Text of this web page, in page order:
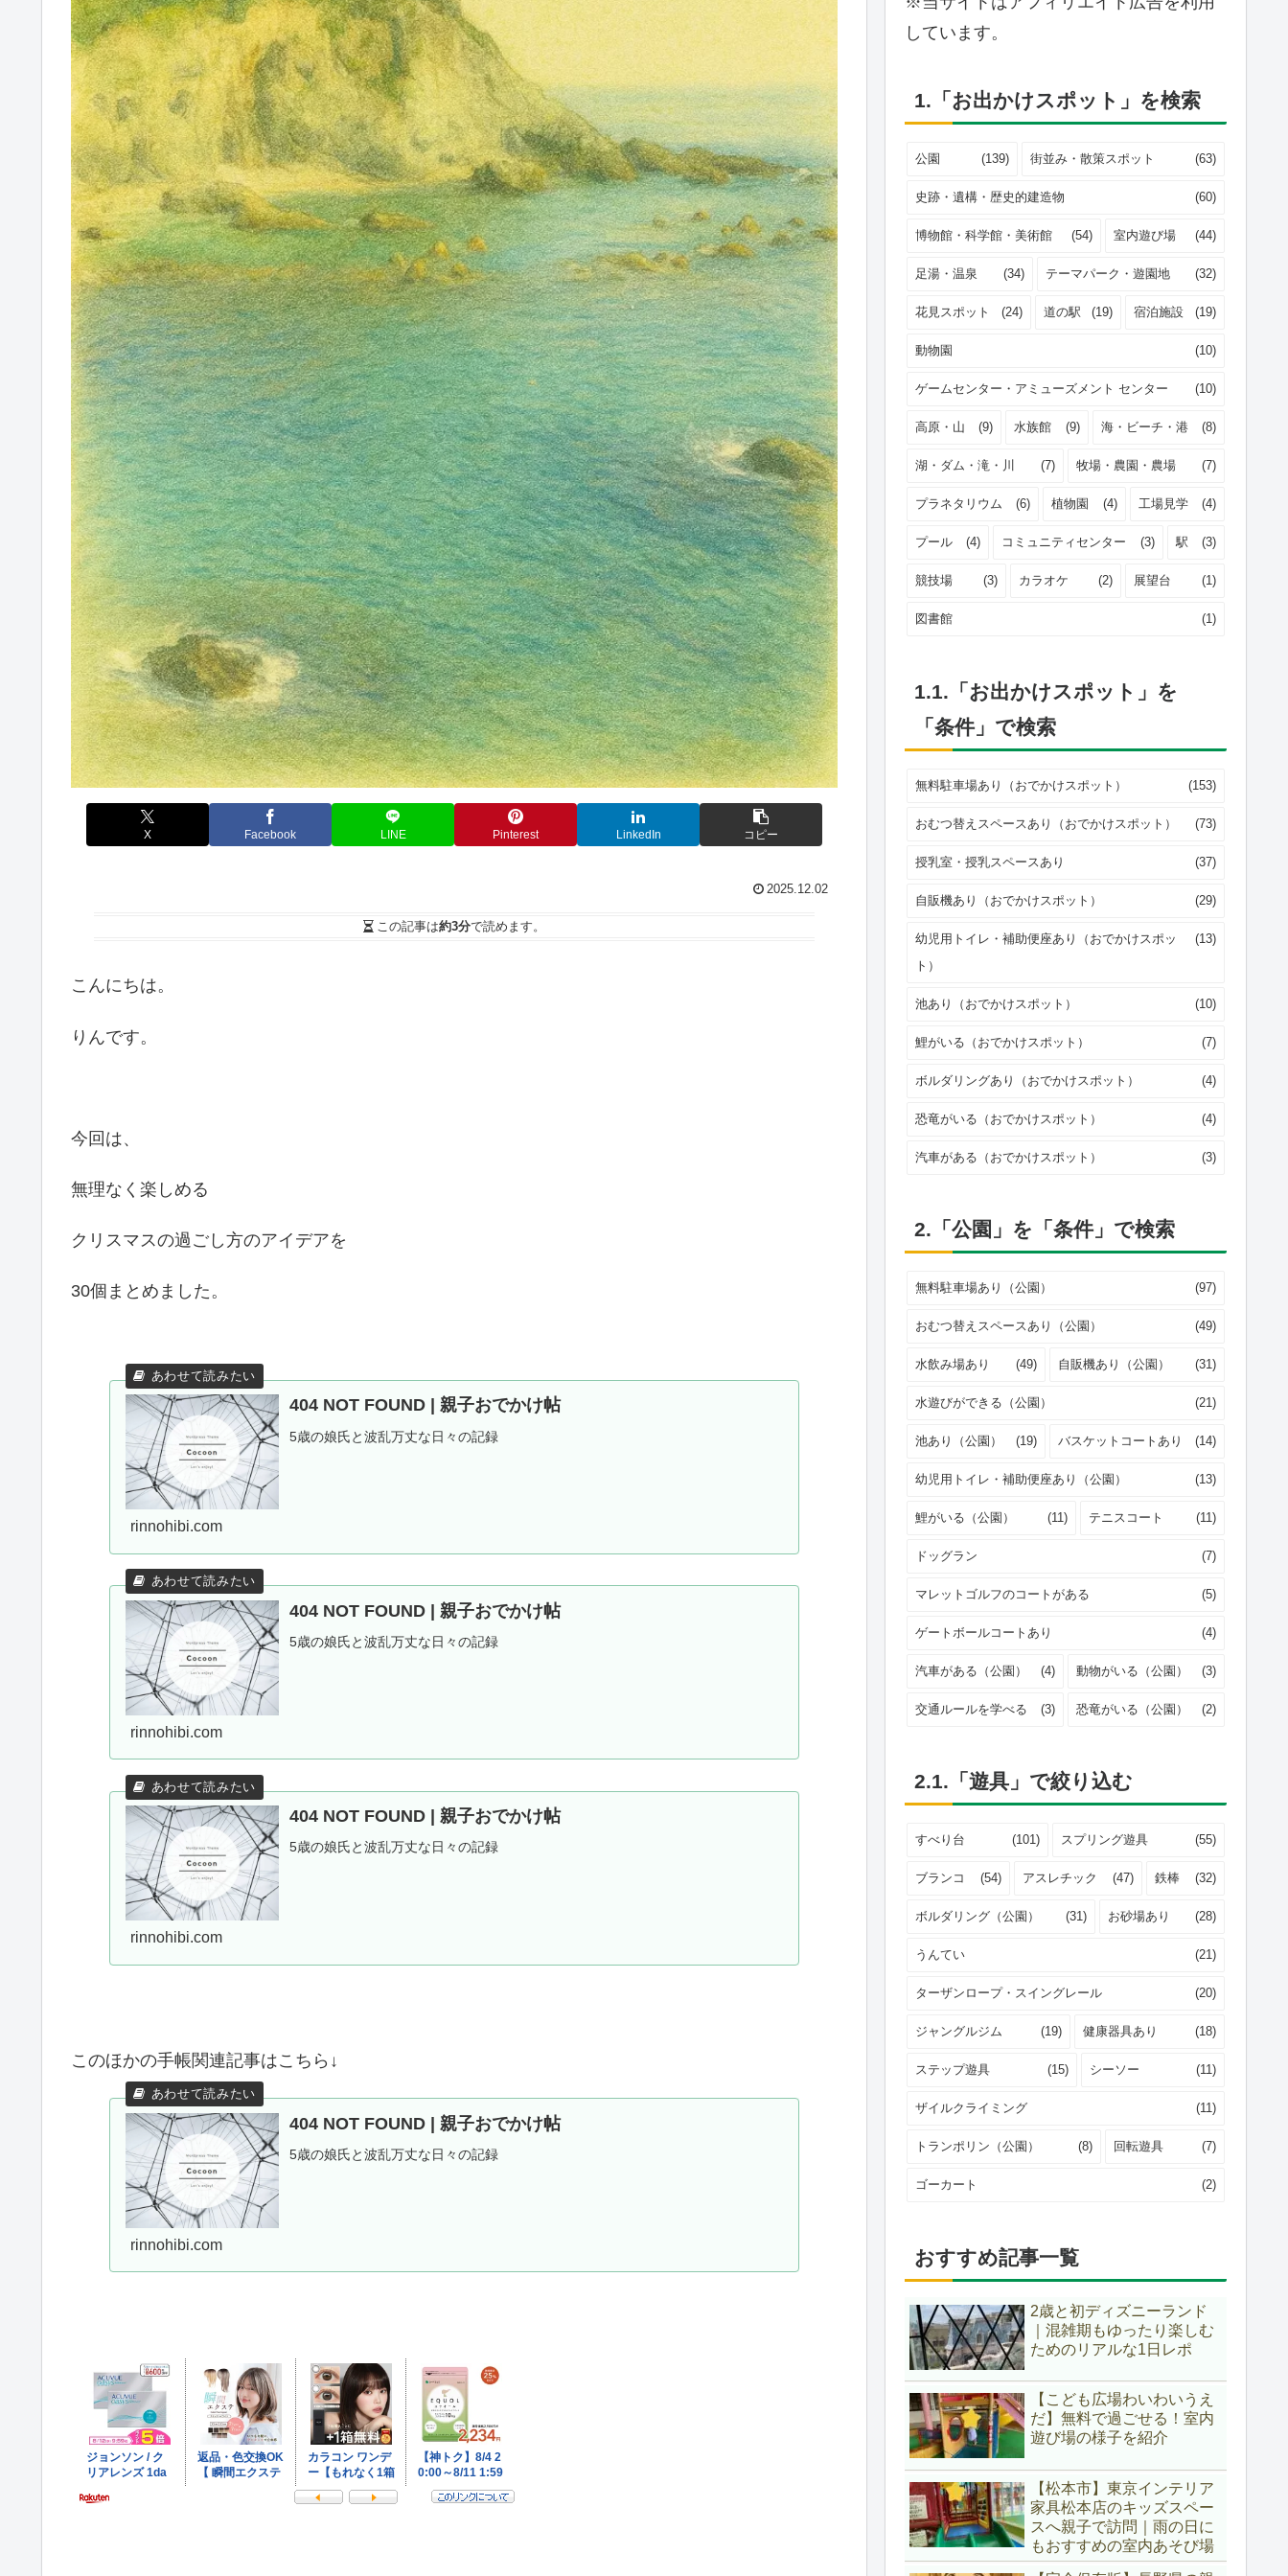
X Facebook LINE Pinterest LinkedIn コピー
2025.12.02
この記事は約3分で読めます。
こんにちは。
りんです。
今回は、
無理なく楽しめる
クリスマスの過ごし方のアイデアを
30個まとめました。
404 NOT FOUND | 親子おでかけ帖
5歳の娘氏と波乱万丈な日々の記録
rinnohibi.com
404 NOT FOUND | 親子おでかけ帖
5歳の娘氏と波乱万丈な日々の記録
rinnohibi.com
404 NOT FOUND | 親子おでかけ帖
5歳の娘氏と波乱万丈な日々の記録
rinnohibi.com
このほかの手帳関連記事はこちら↓
404 NOT FOUND | 親子おでかけ帖
5歳の娘氏と波乱万丈な日々の記録
rinnohibi.com
しています。
1.「お出かけスポット」を検索
公園 (139) 街並み・散策スポット (63)
史跡・遺構・歴史的建造物 (60)
博物館・科学館・美術館 (54) 室内遊び場 (44)
足湯・温泉 (34) テーマパーク・遊園地 (32)
花見スポット (24) 道の駅 (19) 宿泊施設 (19)
動物園 (10)
ゲームセンター・アミューズメント センター (10)
高原・山 (9) 水族館 (9) 海・ビーチ・港 (8)
湖・ダム・滝・川 (7) 牧場・農園・農場 (7)
プラネタリウム (6) 植物園 (4) 工場見学 (4)
プール (4) コミュニティセンター (3) 駅 (3)
競技場 (3) カラオケ (2) 展望台 (1)
図書館 (1)
1.1.「お出かけスポット」を
「条件」で検索
無料駐車場あり（おでかけスポット） (153)
おむつ替えスペースあり（おでかけスポット） (73)
授乳室・授乳スペースあり (37)
自販機あり（おでかけスポット） (29)
幼児用トイレ・補助便座あり（おでかけスポッ
ト）
(13)
池あり（おでかけスポット） (10)
鯉がいる（おでかけスポット） (7)
ボルダリングあり（おでかけスポット） (4)
恐竜がいる（おでかけスポット） (4)
汽車がある（おでかけスポット） (3)
2.「公園」を「条件」で検索
無料駐車場あり（公園） (97)
おむつ替えスペースあり（公園） (49)
水飲み場あり (49) 自販機あり（公園） (31)
水遊びができる（公園） (21)
池あり（公園） (19) バスケットコートあり (14)
幼児用トイレ・補助便座あり（公園） (13)
鯉がいる（公園） (11) テニスコート (11)
ドッグラン (7)
マレットゴルフのコートがある (5)
ゲートボールコートあり (4)
汽車がある（公園） (4) 動物がいる（公園） (3)
交通ルールを学べる (3) 恐竜がいる（公園） (2)
2.1.「遊具」で絞り込む
すべり台 (101) スプリング遊具 (55)
ブランコ (54) アスレチック (47) 鉄棒 (32)
ボルダリング（公園） (31) お砂場あり (28)
うんてい (21)
ターザンロープ・スイングレール (20)
ジャングルジム (19) 健康器具あり (18)
ステップ遊具 (15) シーソー (11)
ザイルクライミング (11)
トランポリン（公園） (8) 回転遊具 (7)
ゴーカート (2)
おすすめ記事一覧
2歳と初ディズニーランド
｜混雑期もゆったり楽しむ
ためのリアルな1日レポ
【こども広場わいわいうえ
だ】無料で過ごせる！室内
遊び場の様子を紹介
【松本市】東京インテリア
家具松本店のキッズスペー
スへ親子で訪問｜雨の日に
もおすすめの室内あそび場